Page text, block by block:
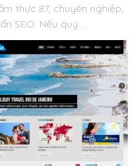
thực 87, chuyên nghiệp,
SEO. Nếu quý ...